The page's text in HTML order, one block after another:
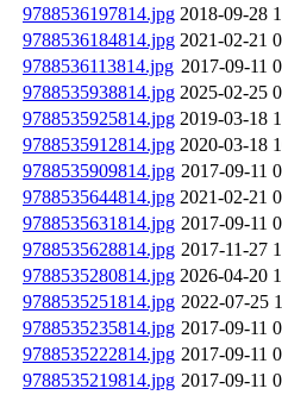
9788536197814.jpg 2018-09-28
9788536184814.jpg 2021-02-21
9788536113814.jpg 2017-09-11
9788535938814.jpg 2025-02-25
9788535925814.jpg 2019-03-18
9788535912814.jpg 2020-03-18
9788535909814.jpg 2017-09-11
9788535644814.jpg 2021-02-21
9788535631814.jpg 2017-09-11
9788535628814.jpg 2017-11-27
9788535280814.jpg 2026-04-20
9788535251814.jpg 2022-07-25
9788535235814.jpg 2017-09-11
9788535222814.jpg 2017-09-11
9788535219814.jpg 2017-09-11